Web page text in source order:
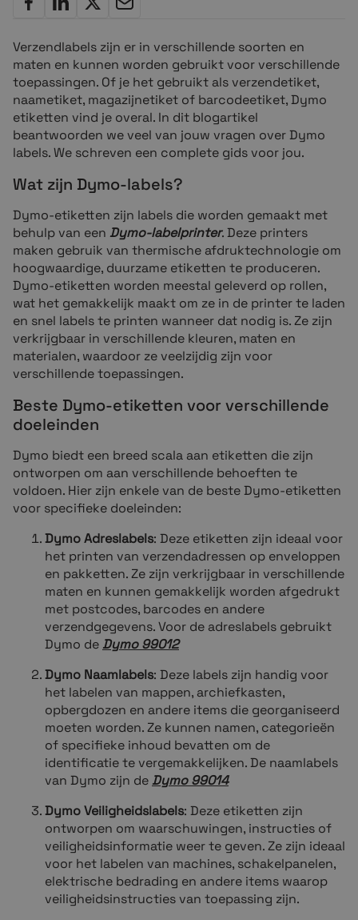
Verzendlabels zijn er in verschillende soorten en
maten en kunnen worden gebruikt voor verschillende
toepassingen. Of je het gebruikt als verzendetiket,
naametiket, magazijnetiket of barcodeetiket, Dymo
etiketten vind je overal. In dit blogartikel
beantwoorden we veel van jouw vragen over Dymo
labels. We schreven een complete gids voor jou.
Wat zijn Dymo-labels?
Dymo-etiketten zijn labels die worden gemaakt met
behulp van een Dymo-labelprinter. Deze printers
maken gebruik van thermische afdruktechnologie om
hoogwaardige, duurzame etiketten te produceren.
Dymo-etiketten worden meestal geleverd op rollen,
wat het gemakkelijk maakt om ze in de printer te laden
en snel labels te printen wanneer dat nodig is. Ze zijn
verkrijgbaar in verschillende kleuren, maten en
materialen, waardoor ze veelzijdig zijn voor
verschillende toepassingen.
Beste Dymo-etiketten voor verschillende
doeleinden
Dymo biedt een breed scala aan etiketten die zijn
ontworpen om aan verschillende behoeften te
voldoen. Hier zijn enkele van de beste Dymo-etiketten
voor specifieke doeleinden:
Dymo Adreslabels: Deze etiketten zijn ideaal voor
het printen van verzendadressen op enveloppen
en pakketten. Ze zijn verkrijgbaar in verschillende
maten en kunnen gemakkelijk worden afgedrukt
met postcodes, barcodes en andere
verzendgegevens. Voor de adreslabels gebruikt
Dymo deDymo 99012
Dymo Naamlabels: Deze labels zijn handig voor
het labelen van mappen, archiefkasten,
opbergdozen en andere items die georganiseerd
moeten worden. Ze kunnen namen, categorieën
of specifieke inhoud bevatten om de
identificatie te vergemakkelijken. De naamlabels
van Dymo zijn deDymo 99014
Dymo Veiligheidslabels: Deze etiketten zijn
ontworpen om waarschuwingen, instructies of
veiligheidsinformatie weer te geven. Ze zijn ideaal
voor het labelen van machines, schakelpanelen,
elektrische bedrading en andere items waarop
veiligheidsinstructies van toepassing zijn.